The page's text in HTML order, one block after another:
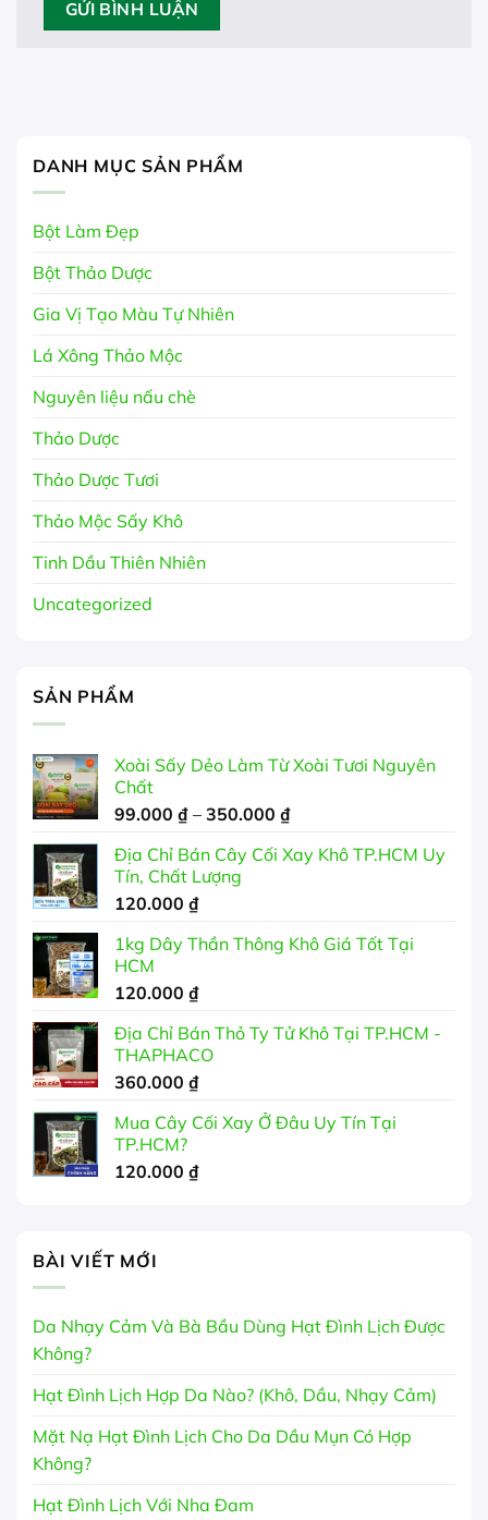
DANH MỤC SẢN PHẨM
Bột Làm Đẹp
Bột Thảo Dược
Gia Vị Tạo Màu Tự Nhiên
Lá Xông Thảo Mộc
Nguyên liệu nấu chè
Thảo Dược
Thảo Dược Tươi
Thảo Mộc Sấy Khô
Tinh Dầu Thiên Nhiên
Uncategorized
SẢN PHẨM
Xoài Sấy Dẻo Làm Từ Xoài Tươi Nguyên
Chất
99.000 ₫ – 350.000 ₫Khoảng
từ
Địa Chỉ Bán Cây Cối Xay Khô TP.HCM Uy
Tín, Chất Lượng
120.000 ₫
1kg Dây Thần Thông Khô Giá Tốt Tại
HCM
120.000 ₫
Địa Chỉ Bán Thỏ Ty Tử Khô Tại TP.HCM -
THAPHACO
360.000 ₫
Mua Cây Cối Xay Ở Đâu Uy Tín Tại
TP.HCM?
120.000 ₫
BÀI VIẾT MỚI
Da Nhạy Cảm Và Bà Bầu Dùng Hạt Đình Lịch Được
Không?
Hạt Đình Lịch Hợp Da Nào? (Khô, Dầu, Nhạy Cảm)
Mặt Nạ Hạt Đình Lịch Cho Da Dầu Mụn Có Hợp
Không?
Hạt Đình Lịch Với Nha Đam